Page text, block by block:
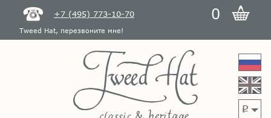
+7 (495) 773-10-70 0
Tweed Hat, перезвоните мне!
p